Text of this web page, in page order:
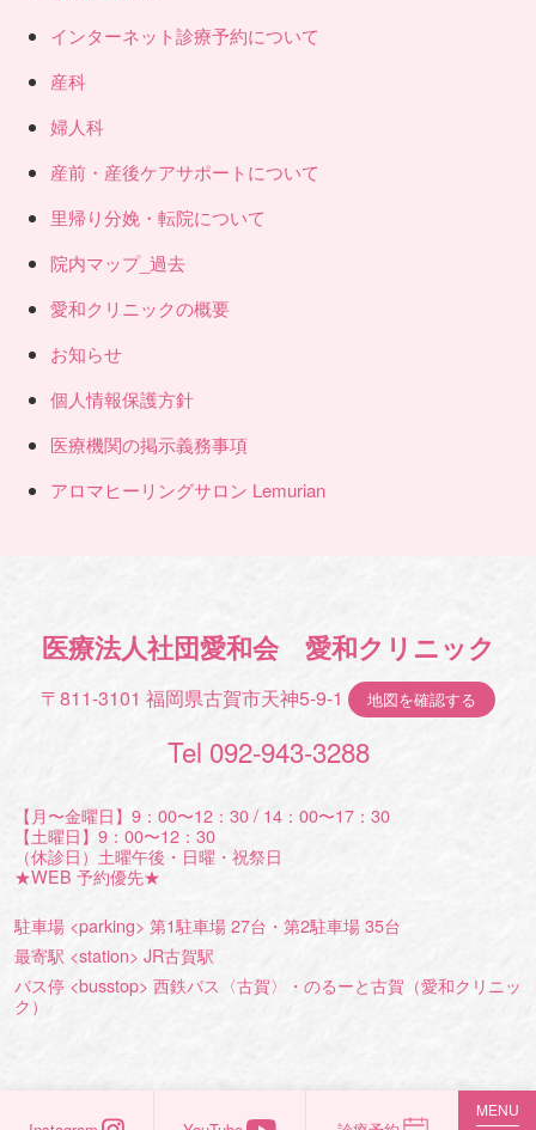
インターネット診療予約について
産科
婦人科
産前・産後ケアサポートについて
里帰り分娩・転院について
院内マップ_過去
愛和クリニックの概要
お知らせ
個人情報保護方針
医療機関の掲示義務事項
アロマヒーリングサロン Lemurian
医療法人社団愛和会 愛和クリニック
〒811-3101 福岡県古賀市天神5-9-1 地図を確認する
Tel 092-943-3288
【月〜金曜日】9：00〜12：30 / 14：00〜17：30
【土曜日】9：00〜12：30
（休診日）土曜午後・日曜・祝祭日
★WEB 予約優先★
駐車場 <parking> 第1駐車場 27台・第2駐車場 35台
最寄駅 <station> JR古賀駅
バス停 <busstop> 西鉄バス〈古賀〉・のるーと古賀（愛和クリニッ
ク）
MENU